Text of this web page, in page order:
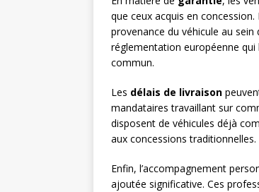
que ceux acquis en concession.
provenance du véhicule au sein
réglementation européenne qui
commun.
Les délais de livraison
mandataires travaillant sur
disposent de véhicules déjà
aux concessions traditionnelles.
Enfin, l’accompagnement
ajoutée significative. Ces